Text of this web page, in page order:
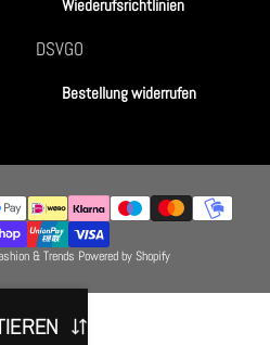
Wiederufsrichtlinien
DSVGO
Bestellung widerrufen
Zahlungsmethoden
& Trends Powered by Shopify